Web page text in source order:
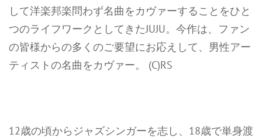
して洋楽邦楽問わず名曲をカヴァーすることをひと
つのライフワークとしてきたJUJU。今作は、ファン
の皆様からの多くのご要望にお応えして、男性アー
ティストの名曲をカヴァー。 (C)RS
12歳の頃からジャズシンガーを志し、18歳で単身渡